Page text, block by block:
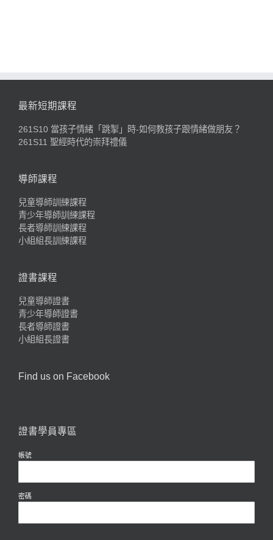
最新短期課程
261S10 當孩子情緒「跳掣」時-如何教孩子跟情緒做朋友？
261S11 聖經時代的崇拜禮儀
導師課程
兒童導師訓練課程
青少年導師訓練課程
長者導師訓練課程
小組組長訓練課程
證書課程
兒童導師證書
青少年導師證書
長者導師證書
小組組長證書
Find us on Facebook
證書學員專區
帳號
密碼